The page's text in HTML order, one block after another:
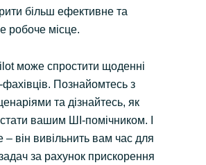
більш ефективне та
робоче місце.
може спростити щоденні
Познайомтесь з
та дізнайтесь, як
вашим ШІ-помічником. І
– він вивільнить вам час для
за рахунок прискорення